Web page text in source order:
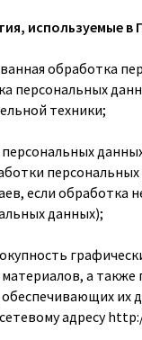
используемые в
обработка
персональных
техники;
персональных
если обработка
данных);
а также
их
адресу